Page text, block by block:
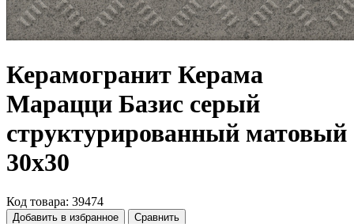
Керамогранит Керама
Марацци Базис серый
структурированный матовый
30x30
Код товара: 39474
Добавить в избранное Сравнить